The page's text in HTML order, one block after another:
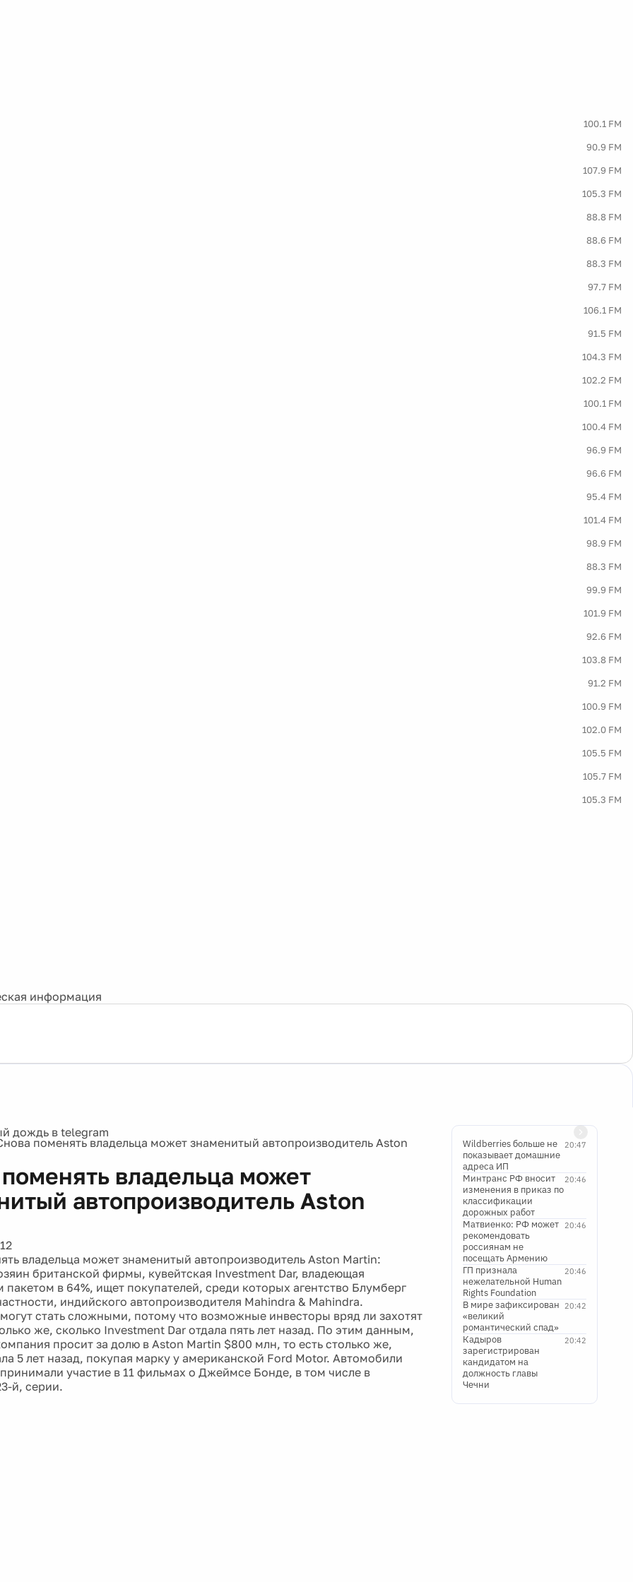
100.1 FM
90.9 FM
107.9 FM
105.3 FM
88.8 FM
88.6 FM
88.3 FM
97.7 FM
106.1 FM
91.5 FM
104.3 FM
102.2 FM
100.1 FM
100.4 FM
96.9 FM
96.6 FM
95.4 FM
101.4 FM
98.9 FM
88.3 FM
99.9 FM
101.9 FM
92.6 FM
103.8 FM
91.2 FM
100.9 FM
102.0 FM
105.5 FM
105.7 FM
105.3 FM
информация
поменять владельца может знаменитый автопроизводитель Aston
владельца может
автопроизводитель Aston
владельца может знаменитый автопроизводитель Aston Martin:
британской фирмы, кувейтская Investment Dar, владеющая
пакетом в 64%, ищет покупателей, среди которых агентство Блумберг
индийского автопроизводителя Mahindra & Mahindra.
стать сложными, потому что возможные инвесторы вряд ли захотят
же, сколько Investment Dar отдала пять лет назад. По этим данным,
просит за долю в Aston Martin $800 млн, то есть столько же,
5 лет назад, покупая марку у американской Ford Motor. Автомобили
участие в 11 фильмах о Джеймсе Бонде, в том числе в
й, серии.
20:47
Wildberries больше не
показывает домашние
адреса ИП
20:46
Минтранс РФ вносит
изменения в приказ по
классификации
дорожных работ
20:46
Матвиенко: РФ может
рекомендовать
россиянам не
посещать Армению
20:46
ГП признала
нежелательной Human
Rights Foundation
20:42
В мире зафиксирован
«великий
романтический спад»
20:42
Кадыров
зарегистрирован
кандидатом на
должность главы
Чечни